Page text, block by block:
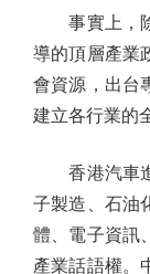
事實上，除
導的頂層產業
會資源，出台
建立各行業的
香港汽車進
子製造、石油
體、電子資訊
產業話語權。